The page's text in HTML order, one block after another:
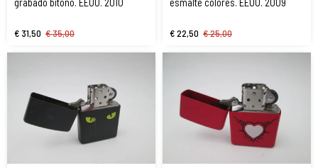
€ 31,50 € 35,00 € 22,50 € 25,00